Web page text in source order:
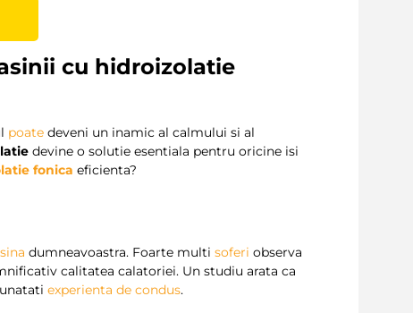
cu hidroizolatie
poate deveni un inamic al calmului si al
devine o solutie esentiala pentru oricine isi
fonica eficienta?
dumneavoastra. Foarte multisoferi observa
calitatea calatoriei. Un studiu arata ca
experienta de condus.